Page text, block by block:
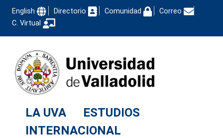
English Directorio Comunidad
Correo
C. Virtual
LA UVA
ESTUDIOS
INTERNACIONAL